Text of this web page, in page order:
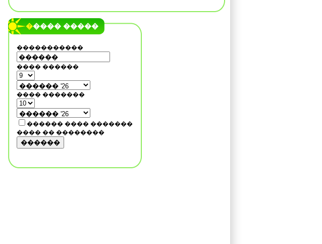
����� �����
�����������
���� ������
���� �������
������ ���� �������
���� �� ��������
������